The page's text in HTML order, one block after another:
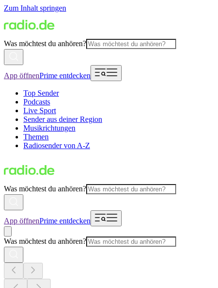
Zum Inhalt springen
Was möchtest du anhören?
App öffnenPrime entdecken
Top Sender
Podcasts
Live Sport
Sender aus deiner Region
Musikrichtungen
Themen
Radiosender von A-Z
Was möchtest du anhören?
App öffnenPrime entdecken
Was möchtest du anhören?